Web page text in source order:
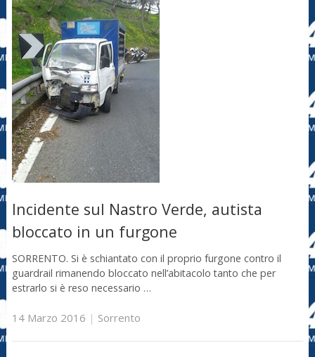
Incidente sul Nastro Verde, autista
bloccato in un furgone
SORRENTO. Si è schiantato con il proprio furgone contro il
guardrail rimanendo bloccato nell’abitacolo tanto che per
estrarlo si è reso necessario …
14 Marzo 2016 | Sorrento